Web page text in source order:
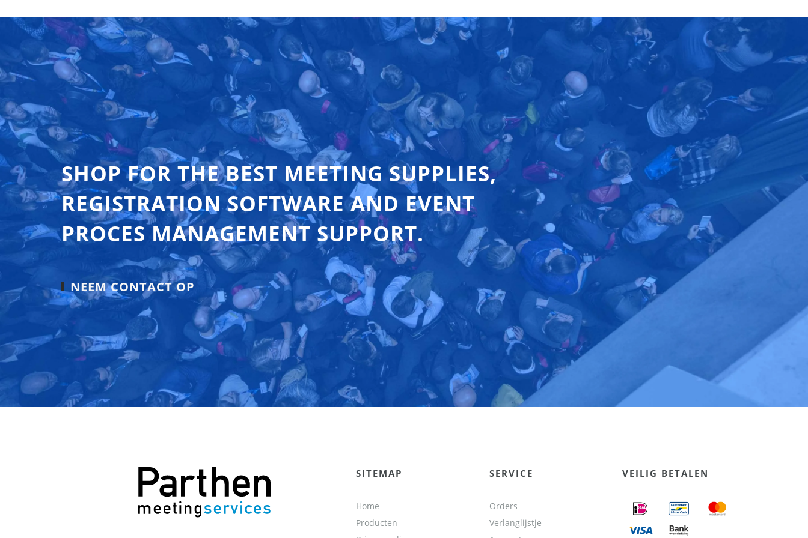
SHOP FOR THE BEST MEETING SUPPLIES,
REGISTRATION SOFTWARE AND EVENT
PROCES MANAGEMENT SUPPORT.
NEEM CONTACT OP
SITEMAP
Home
Producten
SERVICE
Orders
Verlanglijstje
VEILIG BETALEN